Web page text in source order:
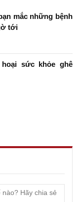
mắc những bệnh
tới
sức khỏe ghê